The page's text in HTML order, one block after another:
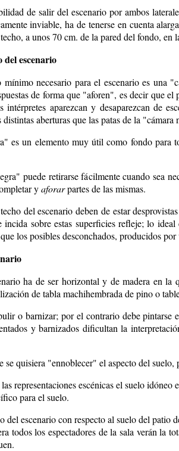
de salir del escenario por ambos
inviable, ha de tenerse en cuenta
a unos 70 cm. de la pared del fondo,
escenario
mínimo necesario para el escenario es una
de forma que "aforen", es decir que
intérpretes aparezcan y desaparezcan de
aberturas que las patas de la "cámara
es un elemento muy útil como fondo para
puede retirarse fácilmente cuando sea
yaforarpartes de las mismas.
del escenario deben de estar
sobre estas superficies refleje; lo
los posibles desconchados, producidos
ha de ser horizontal y de madera en
de tabla machihembrada de pino o
o barnizar; por el contrario debe pintarse
y barnizados dificultan la
se quisiera "ennoblecer" el aspecto del
representaciones escénicas el suelo
para el suelo.
del escenario con respecto al suelo del patio
todos los espectadores de la sala verán la